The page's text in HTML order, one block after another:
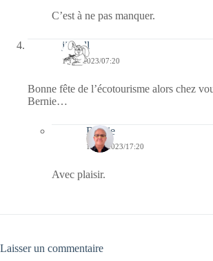
C’est à ne pas manquer.
jill bill
11/05/2023/07:20
Bonne fête de l’écotourisme alors chez
Bernie…
Bernie
11/05/2023/17:20
Avec plaisir.
Laisser un commentaire